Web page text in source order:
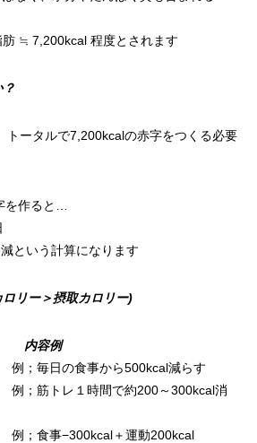
≒ 7,200kcal 程度とされます
トータルで7,200kcalの赤字をつくる必要
を作ると…
という計算になります
リー＞摂取カロリー)
例
日の食事から500kcal減らす
トレ１時間で約200～300kcal消
食事−300kcal＋運動200kcal